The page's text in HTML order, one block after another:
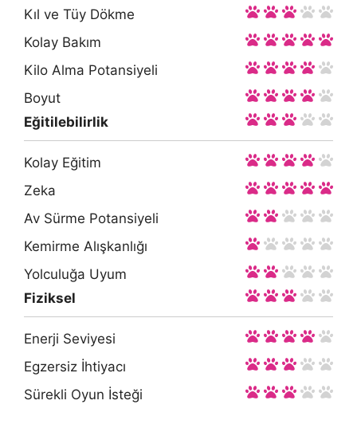
Kıl ve Tüy Dökme
Kolay Bakım
Kilo Alma Potansiyeli
Boyut
Eğitilebilirlik
Kolay Eğitim
Zeka
Av Sürme Potansiyeli
Kemirme Alışkanlığı
Yolculuğa Uyum
Fiziksel
Enerji Seviyesi
Egzersiz İhtiyacı
Sürekli Oyun İsteği